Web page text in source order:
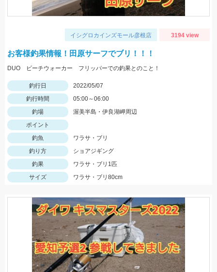
イシグロカインズモール彦根店 3194 view
お客様釣果情報！田原サーフでブリ！！！
DUO ビーチウォーカー フリッパーでの釣果とのこと！
釣行日
2022/05/07
釣行時間
05:00～06:00
釣場
渥美半島・伊良湖岬周辺
ポイント
釣魚
ワラサ・ブリ
釣り方
ショアジギング
釣果
ワラサ・ブリ1匹
サイズ
ワラサ・ブリ80cm